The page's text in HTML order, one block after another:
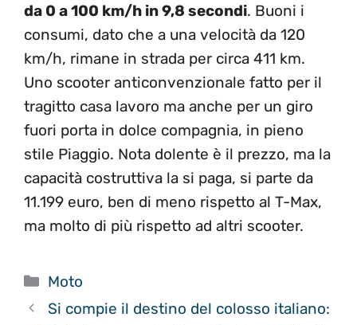
da 0 a 100 km/h in 9,8 secondi. Buoni i
consumi, dato che a una velocità da 120
km/h, rimane in strada per circa 411 km.
Uno scooter anticonvenzionale fatto per il
tragitto casa lavoro ma anche per un giro
fuori porta in dolce compagnia, in pieno
stile Piaggio. Nota dolente è il prezzo, ma la
capacità costruttiva la si paga, si parte da
11.199 euro, ben di meno rispetto al T-Max,
ma molto di più rispetto ad altri scooter.
Categorie
Moto
Si compie il destino del colosso italiano: